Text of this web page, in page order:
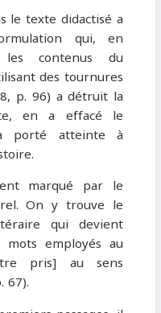
le texte didactisé a
qui, en
contenus du
des tournures
p. 96) a détruit la
en a effacé le
porté atteinte à
marqué par le
On y trouve le
qui devient
employés au
pris] au sens
67).